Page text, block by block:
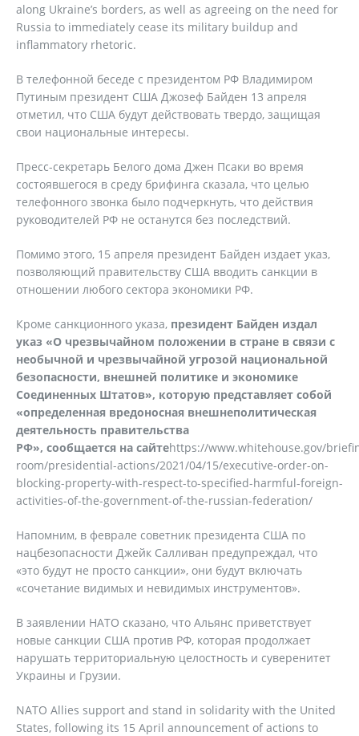
along Ukraine’s borders, as well as agreeing on the need for
Russia to immediately cease its military buildup and
inflammatory rhetoric.
В телефонной беседе с президентом РФ Владимиром
Путиным президент США Джозеф Байден 13 апреля
отметил, что США будут действовать твердо, защищая
свои национальные интересы.
Пресс-секретарь Белого дома Джен Псаки во время
состоявшегося в среду брифинга сказала, что целью
телефонного звонка было подчеркнуть, что действия
руководителей РФ не останутся без последствий.
Помимо этого, 15 апреля президент Байден издает указ,
позволяющий правительству США вводить санкции в
отношении любого сектора экономики РФ.
Кроме санкционного указа, президент Байден издал
указ «О чрезвычайном положении в стране в связи с
необычной и чрезвычайной угрозой национальной
безопасности, внешней политике и экономике
Соединенных Штатов», которую представляет собой
«определенная вредоносная внешнеполитическая
деятельность правительства
РФ», сообщается на сайтеhttps://www.whitehouse.gov/
room/presidential-actions/2021/04/15/executive-order-on-
blocking-property-with-respect-to-specified-harmful-foreign-
activities-of-the-government-of-the-russian-federation/
Напомним, в феврале советник президента США по
нацбезопасности Джейк Салливан предупреждал, что
«это будут не просто санкции», они будут включать
«сочетание видимых и невидимых инструментов».
В заявлении НАТО сказано, что Альянс приветствует
новые санкции США против РФ, которая продолжает
нарушать территориальную целостность и суверенитет
Украины и Грузии.
NATO Allies support and stand in solidarity with the United
States, following its 15 April announcement of actions to